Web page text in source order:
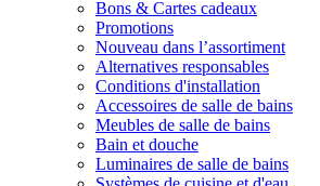
Bons & Cartes cadeaux
Promotions
Nouveau dans l’assortiment
Alternatives responsables
Conditions d'installation
Accessoires de salle de bains
Meubles de salle de bains
Bain et douche
Luminaires de salle de bains